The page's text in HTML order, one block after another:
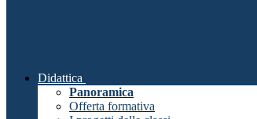
Didattica
Panoramica
Offerta formativa